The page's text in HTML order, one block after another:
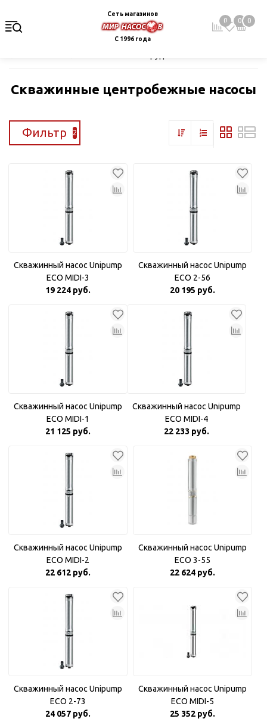
Сеть магазинов
С 1996 года
0 0 0
Скважинные центробежные насосы
Фильтр 2
Скважинный насос Unipump
ECO MIDI-3
19 224 руб.
Скважинный насос Unipump
ECO 2-56
20 195 руб.
Скважинный насос Unipump
ECO MIDI-1
21 125 руб.
Скважинный насос Unipump
ECO MIDI-4
22 233 руб.
Скважинный насос Unipump
ECO MIDI-2
22 612 руб.
Скважинный насос Unipump
ECO 3-55
22 624 руб.
Скважинный насос Unipump
ECO 2-73
24 057 руб.
Скважинный насос Unipump
ECO MIDI-5
25 352 руб.